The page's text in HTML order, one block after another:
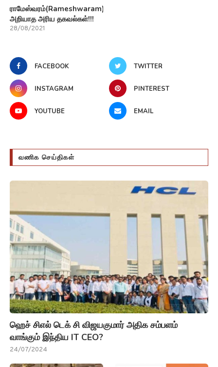
ராமேஸ்வரம்(Rameshwaram)பற்றி
அறியாத அரிய தகவல்கள்!!!
28/08/2021
FACEBOOK TWITTER
INSTAGRAM PINTEREST
YOUTUBE EMAIL
வணிக செய்திகள்
ஹெச் சிஎல் டெக் சி விஜயகுமார் அதிக சம்பளம்
வாங்கும் இந்திய IT CEO?
24/07/2024